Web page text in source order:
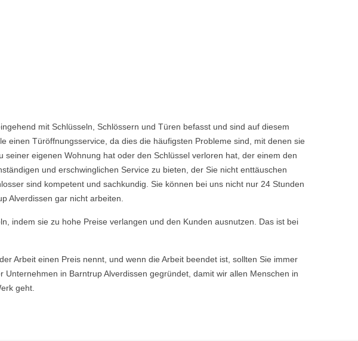
mit Schlüsseln, Schlössern und Türen befasst und sind auf diesem
einen Türöffnungsservice, da dies die häufigsten Probleme sind, mit denen sie
eigenen Wohnung hat oder den Schlüssel verloren hat, der einem den
und erschwinglichen Service zu bieten, der Sie nicht enttäuschen
sind kompetent und sachkundig. Sie können bei uns nicht nur 24 Stunden
Alverdissen gar nicht arbeiten.
indem sie zu hohe Preise verlangen und den Kunden ausnutzen. Das ist bei
Arbeit einen Preis nennt, und wenn die Arbeit beendet ist, sollten Sie immer
in Barntrup Alverdissen gegründet, damit wir allen Menschen in
geht.